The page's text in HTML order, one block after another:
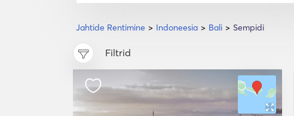
Jahtide Rentimine Indoneesia Bali Sempidi
Filtrid